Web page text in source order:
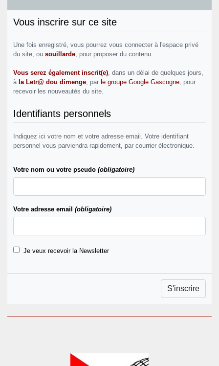
Vous inscrire sur ce site
Une fois enregistré, vous pourrez vous connecter à l'espace privé
du site, ou souillarde , pour proposer du contenu...
Vous serez également inscrit(e), dans un délai de quelques jours,
à la Letr@ dou dimenge, par le groupe Google Gascogne, pour
recevoir les nouveautés du site.
Identifiants personnels
Indiquez ici votre nom et votre adresse email. Votre identifiant
personnel vous parviendra rapidement, par courrier électronique.
Votre nom ou votre pseudo (obligatoire)
Votre adresse email (obligatoire)
Je veux recevoir la Newsletter